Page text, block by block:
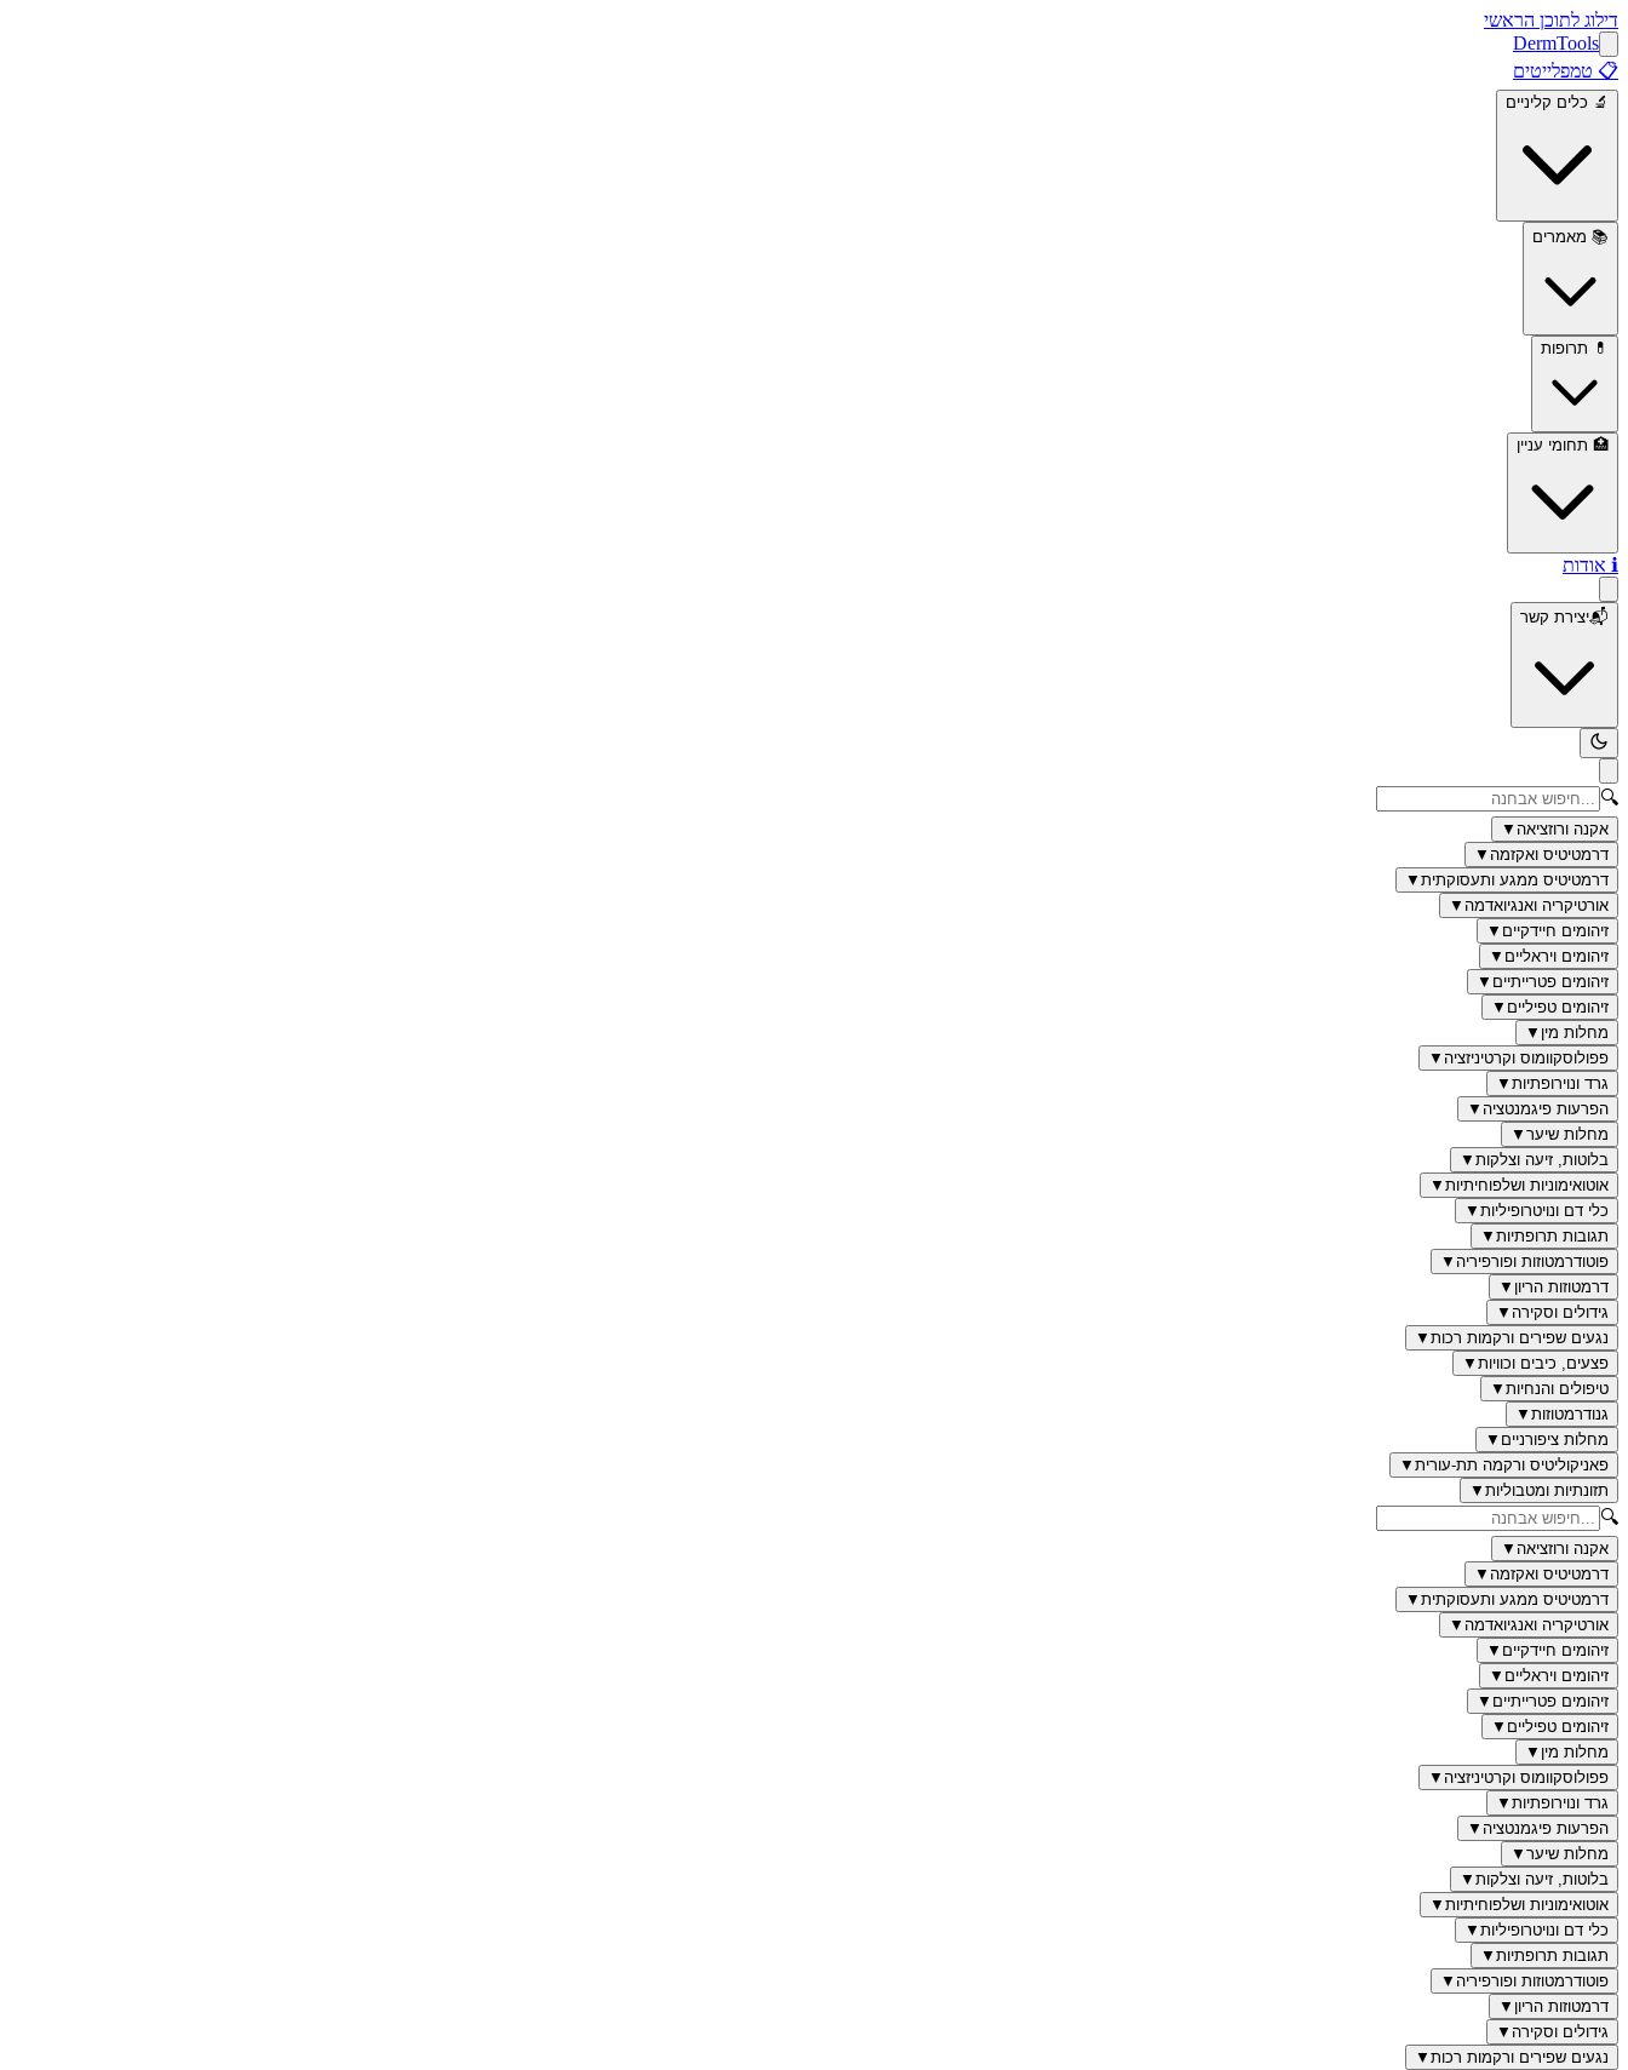
דילוג לתוכן הראשי
DermTools
📋 טמפלייטים
🔬 כלים קליניים
📚 מאמרים
💊 תרופות
🏥 תחומי עניין
ℹ️ אודות
📬יצירת קשר
🔍
אקנה ורוזציאה ▼
דרמטיטיס ואקזמה ▼
דרמטיטיס ממגע ותעסוקתית ▼
אורטיקריה ואנגיואדמה ▼
זיהומים חיידקיים ▼
זיהומים ויראליים ▼
זיהומים פטרייתיים ▼
זיהומים טפיליים ▼
מחלות מין ▼
פפולוסקוומוס וקרטיניזציה ▼
גרד ונוירופתיות ▼
הפרעות פיגמנטציה ▼
מחלות שיער ▼
בלוטות, זיעה וצלקות ▼
אוטואימוניות ושלפוחיתיות ▼
כלי דם ונויטרופיליות ▼
תגובות תרופתיות ▼
פוטודרמטוזות ופורפיריה ▼
דרמטוזות הריון ▼
גידולים וסקירה ▼
נגעים שפירים ורקמות רכות ▼
פצעים, כיבים וכוויות ▼
טיפולים והנחיות ▼
גנודרמטוזות ▼
מחלות ציפורניים ▼
פאניקוליטיס ורקמה תת-עורית ▼
תזונתיות ומטבוליות ▼
🔍
אקנה ורוזציאה ▼
דרמטיטיס ואקזמה ▼
דרמטיטיס ממגע ותעסוקתית ▼
אורטיקריה ואנגיואדמה ▼
זיהומים חיידקיים ▼
זיהומים ויראליים ▼
זיהומים פטרייתיים ▼
זיהומים טפיליים ▼
מחלות מין ▼
פפולוסקוומוס וקרטיניזציה ▼
גרד ונוירופתיות ▼
הפרעות פיגמנטציה ▼
מחלות שיער ▼
בלוטות, זיעה וצלקות ▼
אוטואימוניות ושלפוחיתיות ▼
כלי דם ונויטרופיליות ▼
תגובות תרופתיות ▼
פוטודרמטוזות ופורפיריה ▼
דרמטוזות הריון ▼
גידולים וסקירה ▼
נגעים שפירים ורקמות רכות ▼